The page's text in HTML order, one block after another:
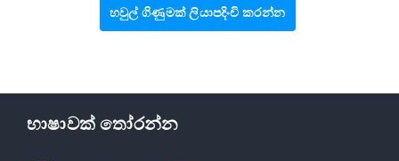
හවුල් ගිණුමක් ලියාපදිංචි කරන්න
භාෂාවක් තෝරන්න